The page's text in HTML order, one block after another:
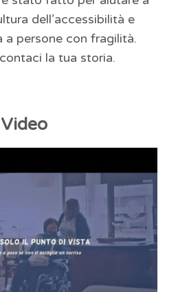
dell’accessibilità e
a persone con fragilità.
la tua storia.
Video